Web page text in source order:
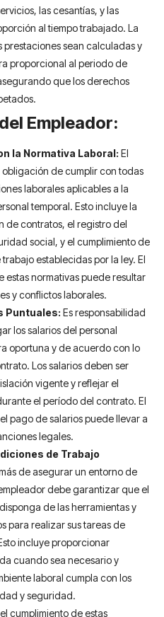
las cesantías, y las
al tiempo trabajado. La
prestaciones sean calculadas y
proporcional al periodo de
que los derechos
Empleador:
la Normativa Laboral: El
de cumplir con todas
laborales aplicables a la
temporal. Esto incluye la
de contratos, el registro del
social, y el cumplimiento de
establecidas por la ley. El
estas normativas puede resultar
y conflictos laborales.
Puntuales: Es responsabilidad
los salarios del personal
oportuna y de acuerdo con lo
Los salarios deben ser
vigente y reflejar el
el período del contrato. El
pago de salarios puede llevar a
legales.
de Trabajo
de asegurar un entorno de
debe garantizar que el
de las herramientas y
para realizar sus tareas de
incluye proporcionar
cuando sea necesario y
laboral cumpla con los
y seguridad.
cumplimiento de estas